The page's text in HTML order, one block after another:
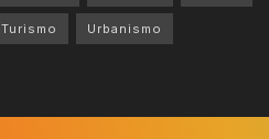
Turismo Urbanismo